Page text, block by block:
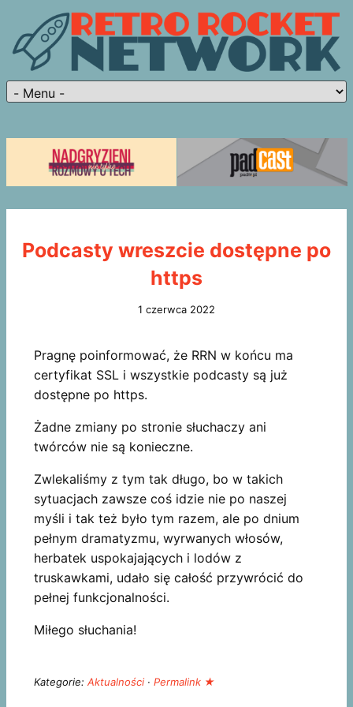
Podcasty wreszcie dostępne po
https
1 czerwca 2022
Pragnę poinformować, że RRN w końcu ma
certyfikat SSL i wszystkie podcasty są już
dostępne po https.
Żadne zmiany po stronie słuchaczy ani
twórców nie są konieczne.
Zwlekaliśmy z tym tak długo, bo w takich
sytuacjach zawsze coś idzie nie po naszej
myśli i tak też było tym razem, ale po dnium
pełnym dramatyzmu, wyrwanych włosów,
herbatek uspokajających i lodów z
truskawkami, udało się całość przywrócić do
pełnej funkcjonalności.
Miłego słuchania!
Kategorie: Aktualności· Permalink ★